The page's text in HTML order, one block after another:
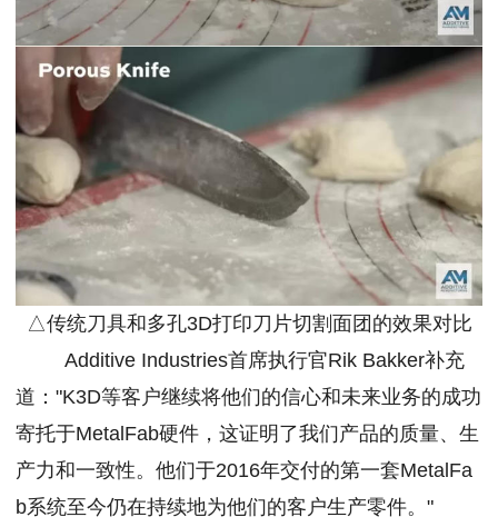
△传统刀具和多孔3D打印刀片切割面团的效果对比
Additive Industries首席执行官Rik Bakker补充
道："K3D等客户继续将他们的信心和未来业务的成功
寄托于MetalFab硬件，这证明了我们产品的质量、生
产力和一致性。他们于2016年交付的第一套MetalFa
b系统至今仍在持续地为他们的客户生产零件。"